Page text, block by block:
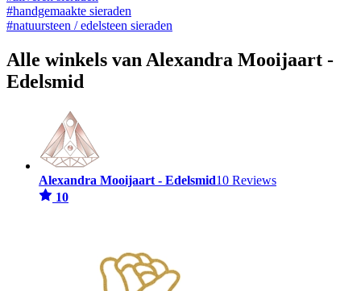
#handgemaakte sieraden
#natuursteen / edelsteen sieraden
Alle winkels van Alexandra Mooijaart -
Edelsmid
Alexandra Mooijaart - Edelsmid10 Reviews
10